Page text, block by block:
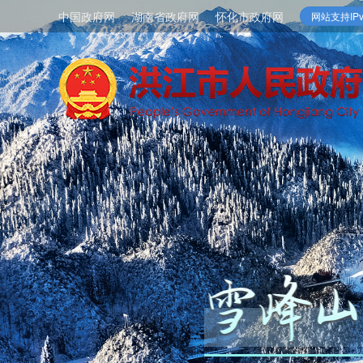
中国政府网 湖南省政府网 怀化市政府网 网站支持